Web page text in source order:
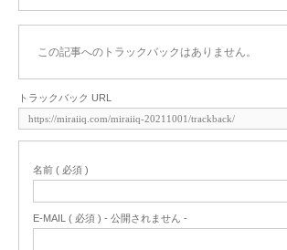
この記事へのトラックバックはありません。
トラックバック URL
名前 ( 必須 )
E-MAIL ( 必須 ) - 公開されません -